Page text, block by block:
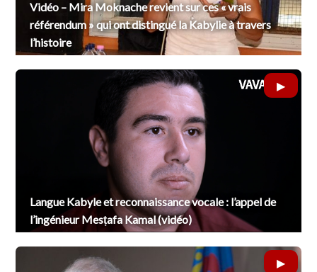
Vidéo – Mira Moknache revient sur ces « vrais
référendum » qui ont distingué la Kabylie à travers
l’histoire
Langue Kabyle et reconnaissance vocale : l’appel de
l’ingénieur Mesṭafa Kamal (vidéo)